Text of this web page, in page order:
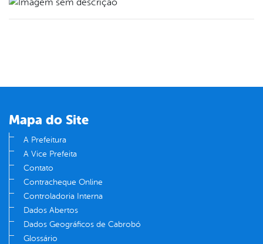
Mapa do Site
A Prefeitura
A Vice Prefeita
Contato
Contracheque Online
Controladoria Interna
Dados Abertos
Dados Geográficos de Cabrobó
Glossário